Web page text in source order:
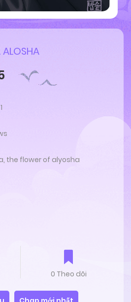
1
the flower of alyosha
0 Theo dõi